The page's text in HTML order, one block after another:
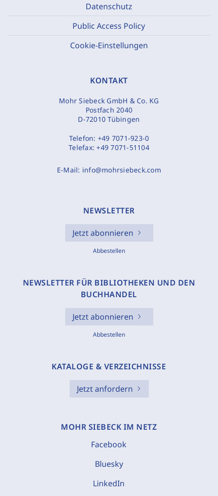
Datenschutz
Public Access Policy
Cookie-Einstellungen
KONTAKT
Mohr Siebeck GmbH & Co. KG
Postfach 2040
D-72010 Tübingen
Telefon: +49 7071-923-0
Telefax:+49 7071-51104
E-Mail: info@mohrsiebeck.com
NEWSLETTER
Jetzt abonnieren
Abbestellen
NEWSLETTER FÜR BIBLIOTHEKEN UND DEN
BUCHHANDEL
Jetzt abonnieren
Abbestellen
KATALOGE & VERZEICHNISSE
Jetzt anfordern
MOHR SIEBECK IM NETZ
Facebook
Bluesky
LinkedIn